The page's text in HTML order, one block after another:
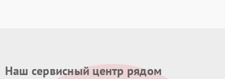
Наш сервисный центр рядом